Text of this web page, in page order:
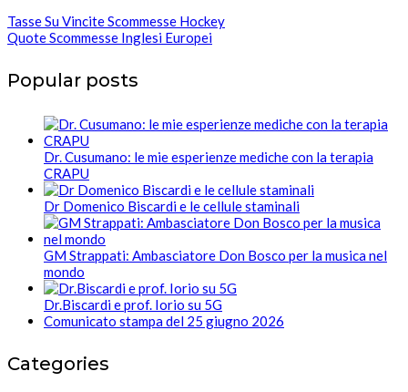
Tasse Su Vincite Scommesse Hockey
Quote Scommesse Inglesi Europei
Popular posts
Dr. Cusumano: le mie esperienze mediche con la terapia
CRAPU
Dr Domenico Biscardi e le cellule staminali
GM Strappati: Ambasciatore Don Bosco per la musica nel
mondo
Dr.Biscardi e prof. Iorio su 5G
Comunicato stampa del 25 giugno 2026
Categories